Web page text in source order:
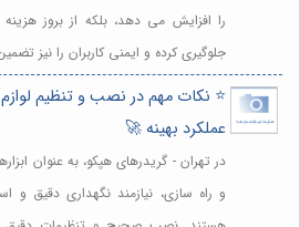
را افزایش می دهد، بلکه از بروز
جلوگیری کرده و ایمنی کاربران را نیز
⭐️ نکات مهم در نصب و تنظیم
عملکرد بهینه 🚀
در تهران - گریدرهای هپکو، به عنوان
و راه سازی، نیازمند نگهداری دقیق و